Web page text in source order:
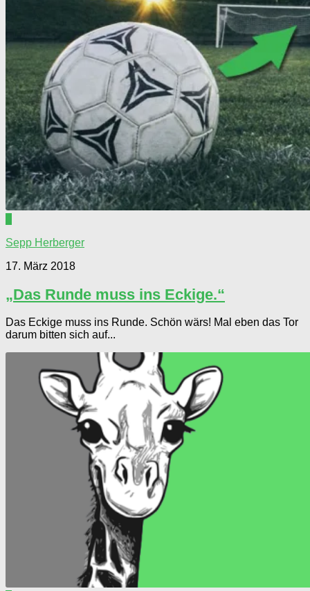
Sepp Herberger
17. März 2018
„Das Runde muss ins Eckige.“
Das Eckige muss ins Runde. Schön wärs! Mal eben das Tor
darum bitten sich auf...